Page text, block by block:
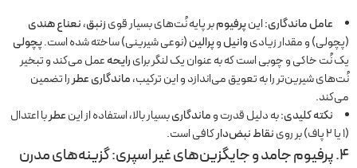
عامل ماندگاری:اینپرفیومبر پایه نُت‌های بسیار قویزنبق،نعناع هندی
(پچولی) و مقدار زیادیوانیلوپرالین(نوعی شیرینی) ساخته شده است.پچولی
یک نُت خاکی و چوبی است که به عنوان یک لنگر برایرایحهعمل می‌کند و تبخیر
نُت‌های شیرین‌تر را به تعویق می‌اندازد و این ترکیب،ماندگاری عطررا تضمین
می‌کند.
نکته کلیدی:به دلیل قدرت وماندگاریبسیار بالا، استفاده از اینعطربا اعتدال
(۱ یا ۲ پاف) بر روی
نقاط نبض‌دارکافی است.
۴. پرفیوم جامد و جایگزین‌های غیر اسپری: گزینه‌های مدرن